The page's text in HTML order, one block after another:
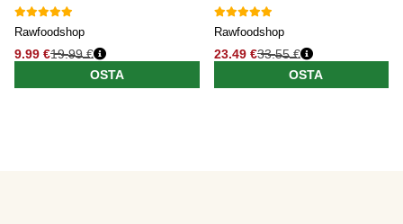
Rawfoodshop
9.99 €19.99 €
OSTA
Rawfoodshop
23.49 €33.55 €
OSTA